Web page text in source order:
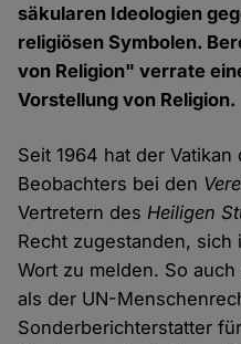
säkularen Ideologien
religiösen Symbolen.
von Religion" verrate
Vorstellung von Religion.
Seit 1964 hat der
Beobachters bei den
Vertretern des Heiligen
Recht zugestanden, sich
Wort zu melden. So
als der UN-
Sonderberichterstatter